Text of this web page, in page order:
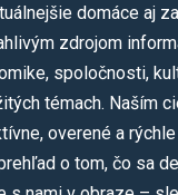
domáce aj
zdrojom
spoločnosti,
témach. Naším
overené a
o tom, čo sa